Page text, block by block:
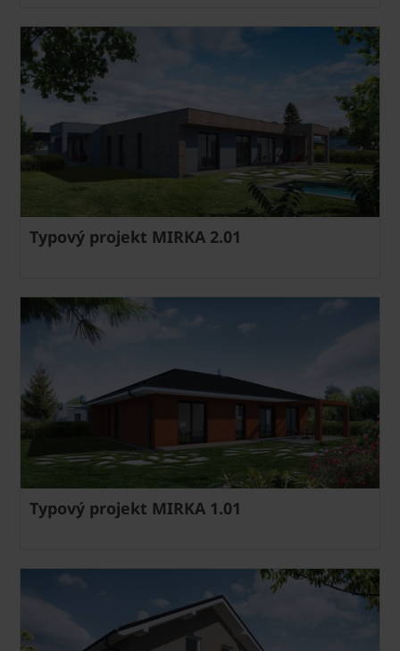
Typový projekt MIRKA 2.01
Typový projekt MIRKA 1.01